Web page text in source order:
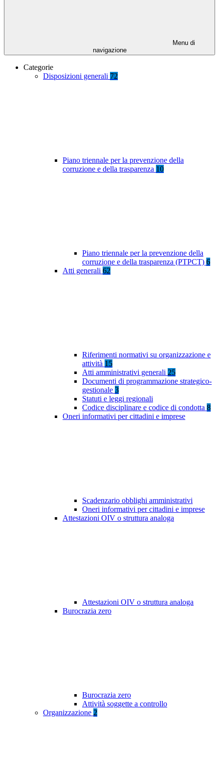
Menu di
navigazione
Categorie
Disposizioni generali 72
Piano triennale per la prevenzione della
corruzione e della trasparenza 10
Piano triennale per la prevenzione della
corruzione e della trasparenza (PTPCT) 6
Atti generali 62
Riferimenti normativi su organizzazione e
attività 15
Atti amministrativi generali 25
Documenti di programmazione strategico-
gestionale 3
Statuti e leggi regionali
Codice disciplinare e codice di condotta 8
Oneri informativi per cittadini e imprese
Scadenzario obblighi amministrativi
Oneri informativi per cittadini e imprese
Attestazioni OIV o struttura analoga
Attestazioni OIV o struttura analoga
Burocrazia zero
Burocrazia zero
Attività soggette a controllo
Organizzazione 2